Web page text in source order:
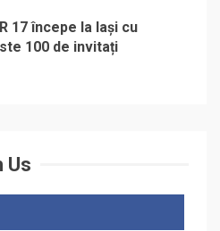
17 începe la Iași cu
100 de invitați
Us